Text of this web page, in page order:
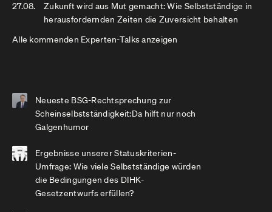
27.08.
Zukunft wird aus Mut gemacht: Wie Selbstständige in
herausfordernden Zeiten die Zuversicht behalten
Alle kommenden Experten-Talks anzeigen
Neueste BSG-Rechtsprechung zur
Scheinselbstständigkeit:Da hilft nur noch
Galgenhumor
Ergebnisse unserer Statuskriterien-
Umfrage: Wie viele Selbstständige würden
die Bedingungen des DIHK-
Gesetzentwurfs erfüllen?